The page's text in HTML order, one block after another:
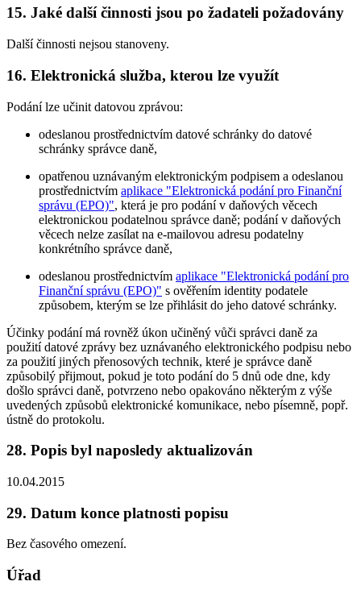
15. Jaké další činnosti jsou po žadateli požadovány
Další činnosti nejsou stanoveny.
16. Elektronická služba, kterou lze využít
Podání lze učinit datovou zprávou:
odeslanou prostřednictvím datové schránky do datové
schránky správce daně,
opatřenou uznávaným elektronickým podpisem a odeslanou
prostřednictvím aplikace "Elektronická podání pro Finanční
správu (EPO)", která je pro podání v daňových věcech
elektronickou podatelnou správce daně; podání v daňových
věcech nelze zasílat na e-mailovou adresu podatelny
konkrétního správce daně,
odeslanou prostřednictvím aplikace "Elektronická podání pro
Finanční správu (EPO)" s ověřením identity podatele
způsobem, kterým se lze přihlásit do jeho datové schránky.
Účinky podání má rovněž úkon učiněný vůči správci daně za
použití datové zprávy bez uznávaného elektronického podpisu nebo
za použití jiných přenosových technik, které je správce daně
způsobilý přijmout, pokud je toto podání do 5 dnů ode dne, kdy
došlo správci daně, potvrzeno nebo opakováno některým z výše
uvedených způsobů elektronické komunikace, nebo písemně, popř.
ústně do protokolu.
28. Popis byl naposledy aktualizován
10.04.2015
29. Datum konce platnosti popisu
Bez časového omezení.
Úřad